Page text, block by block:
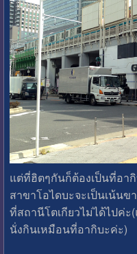
แต่ที่ฮิตๆกันก็ต้องเป็นที่อา
สาขาโอไดบะจะเป็นเน้น
ที่สถานีโตเกียวไม่ได้ไปค่ะ
นั่งกินเหมือนที่อากิบะค่ะ)